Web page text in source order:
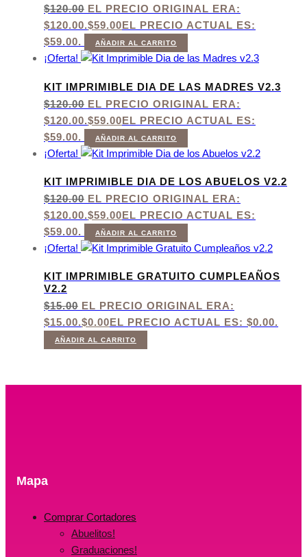
$120.00 EL PRECIO ORIGINAL ERA:
$120.00.$59.00EL PRECIO ACTUAL ES:
$59.00.
AÑADIR AL CARRITO
¡Oferta!
KIT IMPRIMIBLE DIA DE LAS MADRES V2.3
$120.00 EL PRECIO ORIGINAL ERA:
$120.00.$59.00EL PRECIO ACTUAL ES:
$59.00.
AÑADIR AL CARRITO
¡Oferta!
KIT IMPRIMIBLE DIA DE LOS ABUELOS V2.2
$120.00 EL PRECIO ORIGINAL ERA:
$120.00.$59.00EL PRECIO ACTUAL ES:
$59.00.
AÑADIR AL CARRITO
¡Oferta!
KIT IMPRIMIBLE GRATUITO CUMPLEAÑOS
V2.2
$15.00 EL PRECIO ORIGINAL ERA:
$15.00.$0.00EL PRECIO ACTUAL ES: $0.00.
AÑADIR AL CARRITO
Mapa
Comprar Cortadores
Abuelitos!
Graduaciones!